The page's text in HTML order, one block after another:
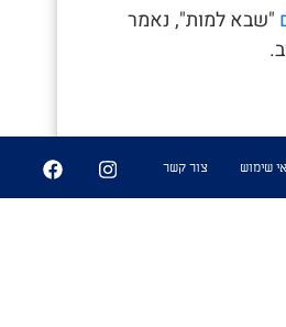
"שבא למות", נאמר
נשב"
סחוניה דל מות אני
שימוש צור קשר